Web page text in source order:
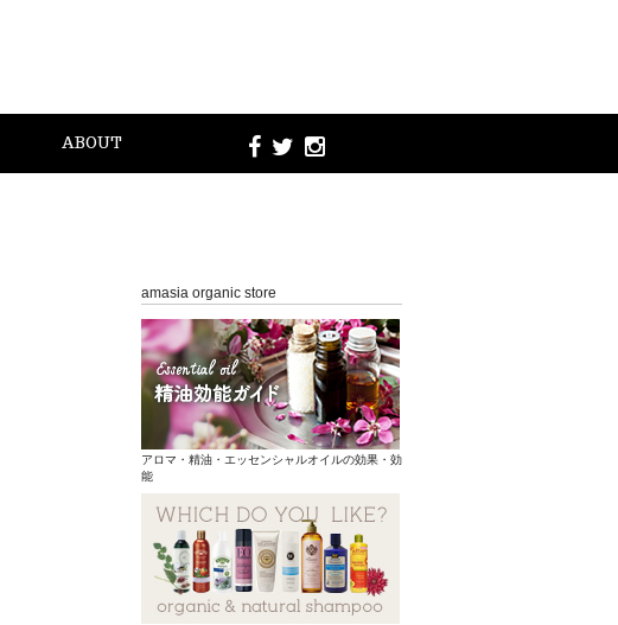
ABOUT
amasia organic store
アロマ・精油・エッセンシャルオイルの効果・効
能